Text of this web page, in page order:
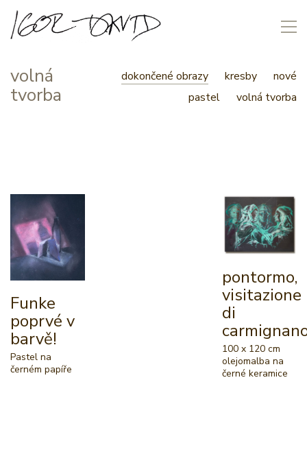
volná
tvorba
dokončené obrazy kresby
nové
pastel
volná tvorba
Funke
poprvé v
barvě!
Pastel na
černém papíře
pontormo,
visitazione
di
100 x 120 cm
olejomalba na
černé keramice